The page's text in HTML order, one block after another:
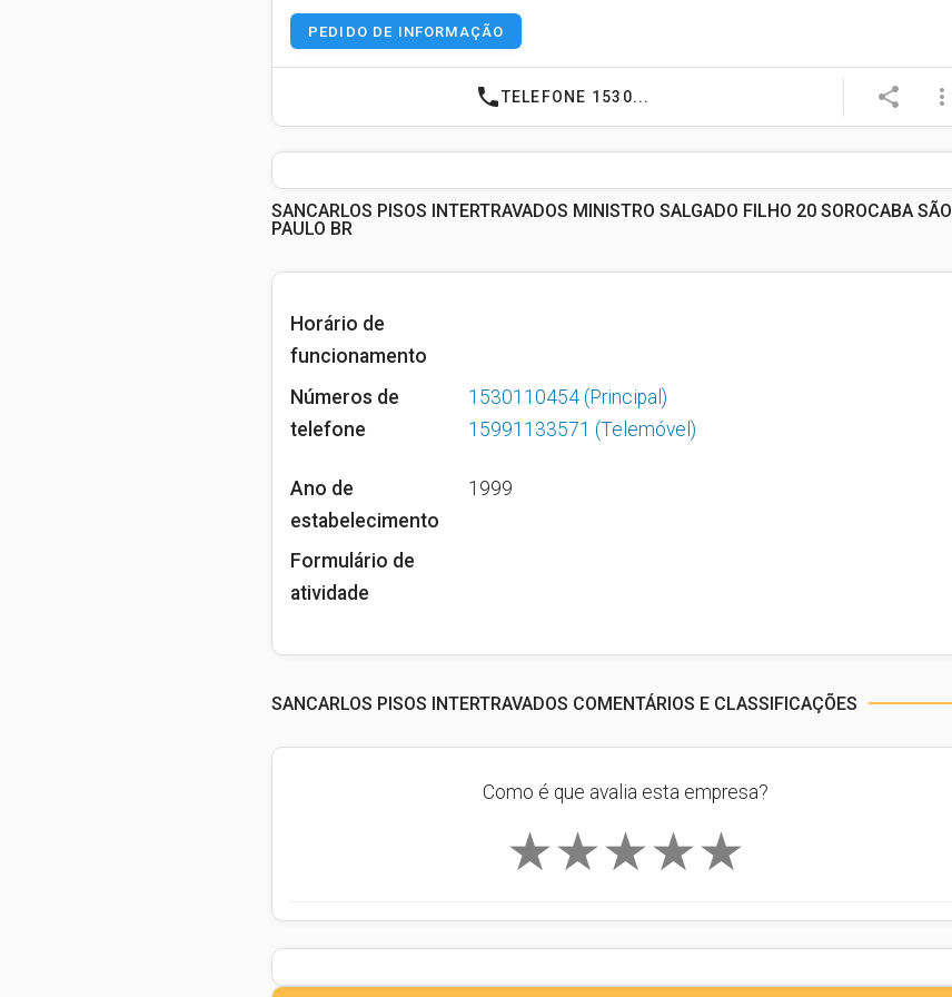
PEDIDO DE INFORMAÇÃO
phoneTELEFONE 1530... share more_vert
SANCARLOS PISOS INTERTRAVADOS MINISTRO SALGADO FILHO 20 SOROCABA SÃO
PAULO BR
Horário de
funcionamento
Números de
telefone
1530110454 (Principal)
15991133571 (Telemóvel)
Ano de
estabelecimento
1999
Formulário de
atividade
SANCARLOS PISOS INTERTRAVADOS COMENTÁRIOS E CLASSIFICAÇÕES
Como é que avalia esta empresa?
★
★
★
★
★